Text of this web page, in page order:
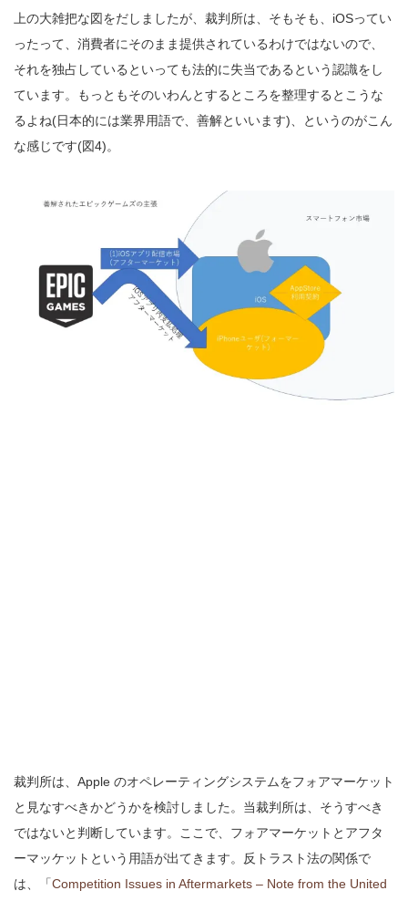
上の大雑把な図をだしましたが、裁判所は、そもそも、iOSってい
ったって、消費者にそのまま提供されているわけではないので、
それを独占しているといっても法的に失当であるという認識をし
ています。もっともそのいわんとするところを整理するとこうな
るよね(日本的には業界用語で、善解といいます)、というのがこん
な感じです(図4)。
裁判所は、Apple のオペレーティングシステムをフォアマーケット
と見なすべきかどうかを検討しました。当裁判所は、そうすべき
ではないと判断しています。
ここで、フォアマーケットとアフタ
ーマッケットという用語が出てきます。反トラスト法の関係で
は、「Competition Issues in Aftermarkets – Note from the United